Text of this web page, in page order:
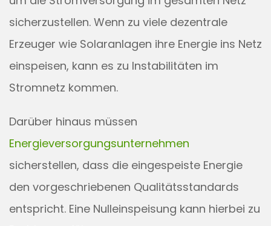
sicherzustellen. Wenn zu viele dezentrale
Erzeuger wie Solaranlagen ihre Energie ins Netz
einspeisen, kann es zu Instabilitäten im
Stromnetz kommen.
Darüber hinaus müssen
Energieversorgungsunternehmen
sicherstellen, dass die eingespeiste Energie
den vorgeschriebenen Qualitätsstandards
entspricht. Eine Nulleinspeisung kann hierbei zu